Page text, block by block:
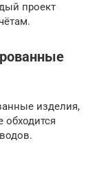
проект
изделия,
обходится